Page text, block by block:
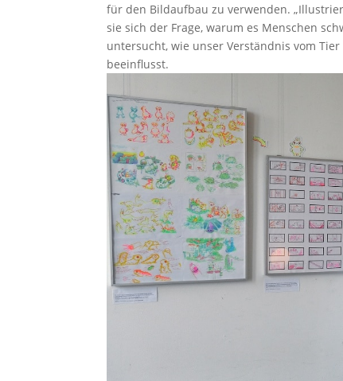
für den Bildaufbau zu verwenden.
sie sich der Frage, warum es Menschen
untersucht, wie unser Verständnis vom
beeinflusst.